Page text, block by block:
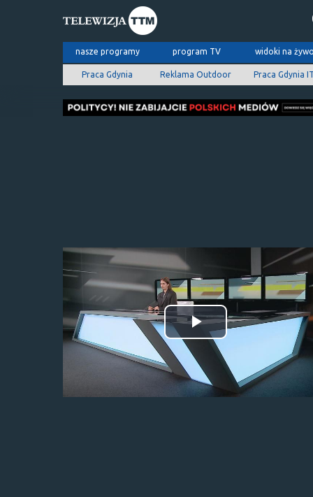
nasze programy program TV widoki na
Praca Gdynia Reklama Outdoor Praca Gdynia
Odtwórz
wideo